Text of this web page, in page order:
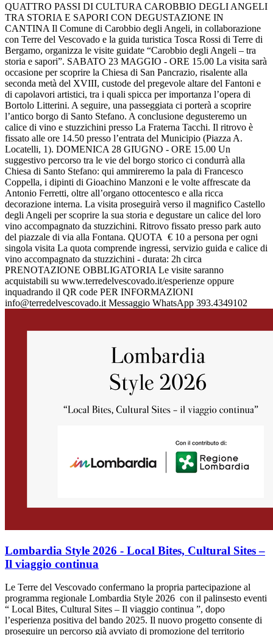
QUATTRO PASSI DI CULTURA CAROBBIO DEGLI ANGELI
TRA STORIA E SAPORI CON DEGUSTAZIONE IN
CANTINA Il Comune di Carobbio degli Angeli, in collaborazione
con Terre del Vescovado e la guida turistica Tosca Rossi di Terre di
Bergamo, organizza le visite guidate “Carobbio degli Angeli – tra
storia e sapori”. SABATO 23 MAGGIO - ORE 15.00 La visita sarà
occasione per scoprire la Chiesa di San Pancrazio, risalente alla
seconda metà del XVIII, custode del pregevole altare del Fantoni e
di capolavori artistici, tra i quali spicca per importanza l’opera di
Bortolo Litterini. A seguire, una passeggiata ci porterà a scoprire
l’antico borgo di Santo Stefano. A conclusione degusteremo un
calice di vino e stuzzichini presso La Fraterna Tacchi. Il ritrovo è
fissato alle ore 14.50 presso l’entrata del Municipio (Piazza A.
Locatelli, 1). DOMENICA 28 GIUGNO - ORE 15.00 Un
suggestivo percorso tra le vie del borgo storico ci condurrà alla
Chiesa di Santo Stefano: qui ammireremo la pala di Francesco
Coppella, i dipinti di Gioachino Manzoni e le volte affrescate da
Antonio Ferretti, oltre all’organo ottocentesco e alla ricca
decorazione interna. La visita proseguirà verso il magnifico Castello
degli Angeli per scoprire la sua storia e degustare un calice del loro
vino accompagnato da stuzzichini. Ritrovo fissato presso park auto
del piazzale di via alla Fontana. QUOTA € 10 a persona per ogni
singola visita La quota comprende ingressi, servizio guida e calice di
vino accompagnato da stuzzichini - durata: 2h circa
PRENOTAZIONE OBBLIGATORIA Le visite saranno
acquistabili su www.terredelvescovado.it/esperienze oppure
inquadrando il QR code PER INFORMAZIONI
info@terredelvescovado.it Messaggio WhatsApp 393.4349102
Lombardia Style 2026 - Local Bites, Cultural Sites –
Il viaggio continua
Le Terre del Vescovado confermano la propria partecipazione al
programma regionale Lombardia Style 2026 con il palinsesto eventi
“ Local Bites, Cultural Sites – Il viaggio continua ”, dopo
l’esperienza positiva del bando 2025. Il nuovo progetto consente di
proseguire un percorso già avviato di promozione del territorio